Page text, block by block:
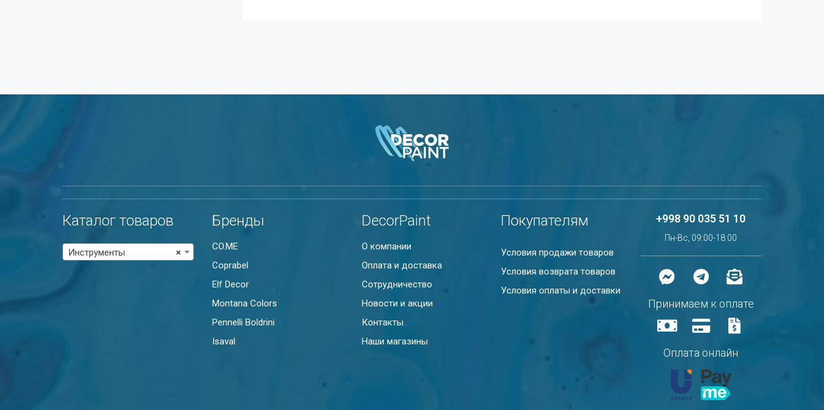
Каталог товаров
×
Инструменты
Бренды
CO.ME
Coprabel
Elf Decor
Montana Colors
Pennelli Boldrini
Isaval
DecorPaint
О компании
Оплата и доставка
Сотрудничество
Новости и акции
Контакты
Наши магазины
Покупателям
Условия продажи товаров
Условия возврата товаров
Условия оплаты и доставки
+998 90 035 51 10
Пн-Вс, 09:00-18:00
Принимаем к оплате
Оплата онлайн